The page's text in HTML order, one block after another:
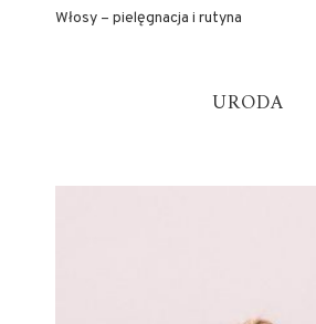
Włosy – pielęgnacja i rutyna
URODA